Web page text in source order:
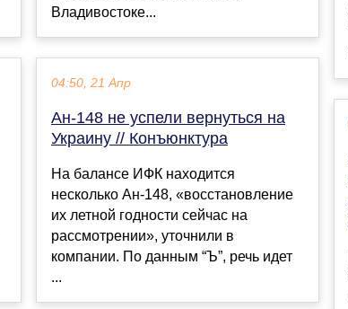
Владивостоке...
04:50, 21 Апр
Ан-148 не успели вернуться на
Украину // Конъюнктура
На балансе ИФК находится
несколько Ан-148, «восстановление
их летной годности сейчас на
рассмотрении», уточнили в
компании. По данным “Ъ”, речь идет
...